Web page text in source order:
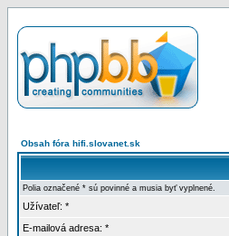
Obsah fóra hifi.slovanet.sk
Polia označené * sú povinné a musia byť vyplnené.
Užívateľ: *
E-mailová adresa: *